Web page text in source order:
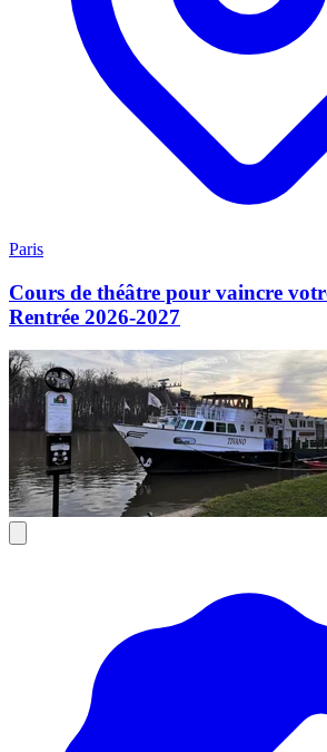
Paris
Cours de théâtre pour vaincre
Rentrée 2026-2027